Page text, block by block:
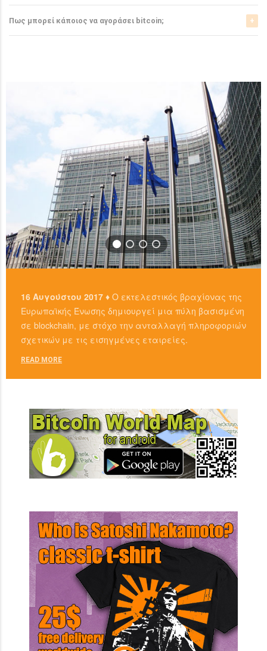
νομίσματα.
READ MORE
Το bitcoin είναι μια σχετικά νέα μορφή νομίσματος, η
οποία τώρα αρχίζει να γίνεται αποδεκτή από μιά μεγάλη
μερίδα του
Πως μπορεί κάποιος να αγοράσει bitcoin;
Μπορείτε να αγοράσετε bitcoin είτε από τα αντίστοιχα
READ MORE
16 Αυγούστου 2017 ♦ Ο εκτελεστικός βραχίονας της
Ευρωπαϊκής Ένωσης δημιουργεί μια πύλη βασισμένη
σε blockchain, με στόχο την ανταλλαγή πληροφοριών
σχετικών με τις εισηγμένες εταιρείες.
READ MORE